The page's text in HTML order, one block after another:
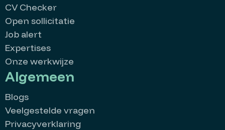
CV Checker
Open sollicitatie
Job alert
Expertises
Onze werkwijze
Algemeen
Blogs
Veelgestelde vragen
Privacyverklaring